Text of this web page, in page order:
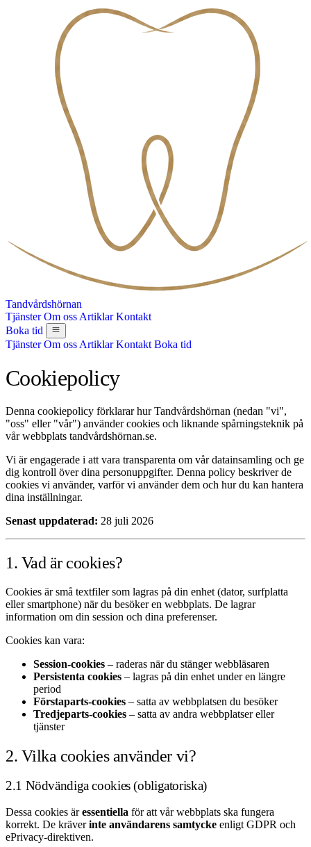
Tandvårdshörnan
TjänsterOm oss ArtiklarKontakt
Boka tid
TjänsterOm oss ArtiklarKontakt Boka tid
Cookiepolicy
Denna cookiepolicy förklarar hur Tandvårdshörnan (nedan "vi",
"oss" eller "vår") använder cookies och liknande spårningsteknik på
vår webbplats tandvårdshörnan.se.
Vi är engagerade i att vara transparenta om vår datainsamling och ge
dig kontroll över dina personuppgifter. Denna policy beskriver de
cookies vi använder, varför vi använder dem och hur du kan hantera
dina inställningar.
Senast uppdaterad: 28 juli 2026
1. Vad är cookies?
Cookies är små textfiler som lagras på din enhet (dator, surfplatta
eller smartphone) när du besöker en webbplats. De lagrar
information om din session och dina preferenser.
Cookies kan vara:
Session-cookies – raderas när du stänger webbläsaren
Persistenta cookies – lagras på din enhet under en längre
period
Förstaparts-cookies – satta av webbplatsen du besöker
Tredjeparts-cookies – satta av andra webbplatser eller
tjänster
2. Vilka cookies använder vi?
2.1 Nödvändiga cookies (obligatoriska)
Dessa cookies äressentiella för att vår webbplats ska fungera
korrekt. De kräverinte användarens samtycke enligt GDPR och
ePrivacy-direktiven.